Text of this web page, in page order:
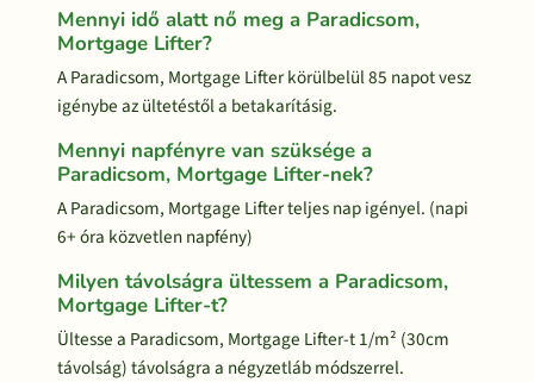
Mennyi idő alatt nő meg a Paradicsom,
Mortgage Lifter?
A Paradicsom, Mortgage Lifter körülbelül 85 napot vesz
igénybe az ültetéstől a betakarításig.
Mennyi napfényre van szüksége a
Paradicsom, Mortgage Lifter-nek?
A Paradicsom, Mortgage Lifter teljes nap igényel. (napi
6+ óra közvetlen napfény)
Milyen távolságra ültessem a Paradicsom,
Mortgage Lifter-t?
Ültesse a Paradicsom, Mortgage Lifter-t 1/m² (30cm
távolság) távolságra a négyzetláb módszerrel.